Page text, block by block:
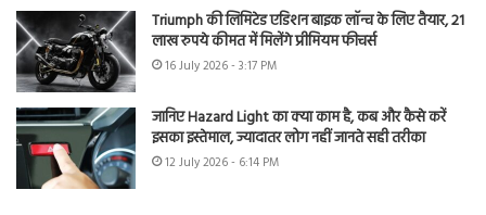
Triumph की लिमिटेड एडिशन बाइक लॉन्च के लिए तैयार, 21
लाख रुपये कीमत में मिलेंगे प्रीमियम फीचर्स
16 July 2026 - 3:17 PM
जानिए Hazard Light का क्या काम है, कब और कैसे करें
इसका इस्तेमाल, ज्यादातर लोग नहीं जानते सही तरीका
12 July 2026 - 6:14 PM